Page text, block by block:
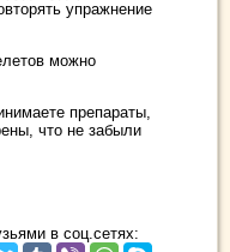
упражнение
можно
препараты,
что не забыли
в соц.сетях: